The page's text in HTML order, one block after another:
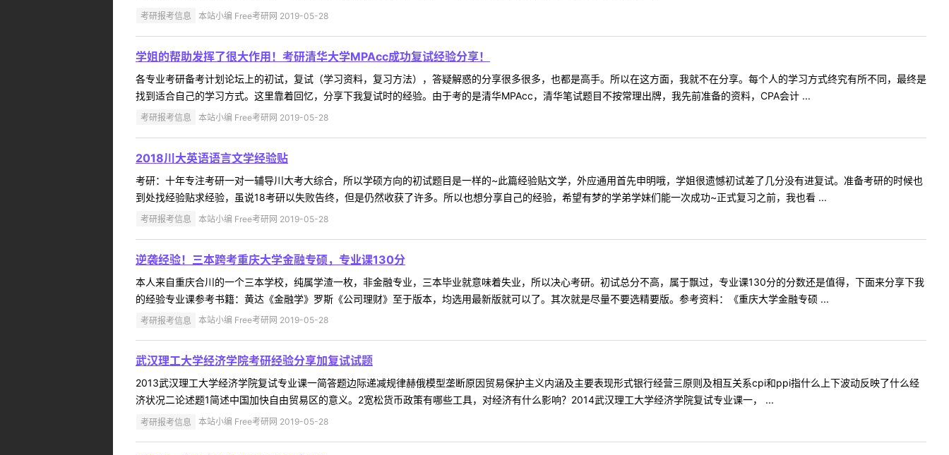
考研报考信息 本站小编 Free考研网 2019-05-28
学姐的帮助发挥了很大作用！考研清华大学MPAcc成功复试经验分享！
各专业考研备考计划论坛上的初试，复试（学习资料，复习方法），答疑解惑的分享很多很多，也都是高手。所以在这方面，我就不在分享。每个人的学习方式终究有所不同，最终是
找到适合自己的学习方式。这里靠着回忆，分享下我复试时的经验。由于考的是清华MPAcc，清华笔试题目不按常理出牌，我先前准备的资料，CPA会计 ...
考研报考信息 本站小编 Free考研网 2019-05-28
2018川大英语语言文学经验贴
考研：十年专注考研一对一辅导川大考大综合，所以学硕方向的初试题目是一样的~此篇经验贴文学，外应通用首先申明哦，学姐很遗憾初试差了几分没有进复试。准备考研的时候也
到处找经验贴求经验，虽说18考研以失败告终，但是仍然收获了许多。所以也想分享自己的经验，希望有梦的学弟学妹们能一次成功~正式复习之前，我也看 ...
考研报考信息 本站小编 Free考研网 2019-05-28
逆袭经验！三本跨考重庆大学金融专硕，专业课130分
本人来自重庆合川的一个三本学校，纯属学渣一枚，非金融专业，三本毕业就意味着失业，所以决心考研。初试总分不高，属于飘过，专业课130分的分数还是值得，下面来分享下我
的经验专业课参考书籍：黄达《金融学》罗斯《公司理财》至于版本，均选用最新版就可以了。其次就是尽量不要选精要版。参考资料：《重庆大学金融专硕 ...
考研报考信息 本站小编 Free考研网 2019-05-28
武汉理工大学经济学院考研经验分享加复试试题
2013武汉理工大学经济学院复试专业课一简答题边际递减规律赫俄模型垄断原因贸易保护主义内涵及主要表现形式银行经营三原则及相互关系cpi和ppi指什么上下波动反映了什么经
济状况二论述题1简述中国加快自由贸易区的意义。2宽松货币政策有哪些工具，对经济有什么影响？2014武汉理工大学经济学院复试专业课一， ...
考研报考信息 本站小编 Free考研网 2019-05-28